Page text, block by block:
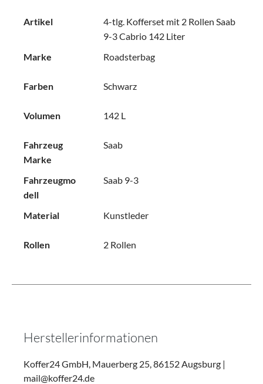
Artikel
4-tlg. Kofferset mit 2 Rollen Saab
9-3 Cabrio 142 Liter
Marke
Roadsterbag
Farben Schwarz
Volumen 142 L
Fahrzeug
Marke
Saab
Fahrzeugmo
dell
Saab 9-3
Material Kunstleder
Rollen 2 Rollen
Herstellerinformationen
Koffer24 GmbH, Mauerberg 25, 86152 Augsburg |
mail@koffer24.de